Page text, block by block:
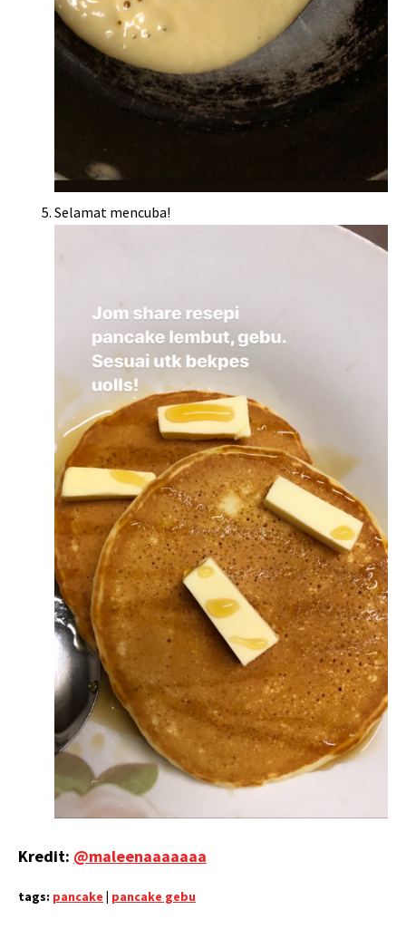
Selamat mencuba!
Kredit: @maleenaaaaaaa
tags: pancake | pancake gebu